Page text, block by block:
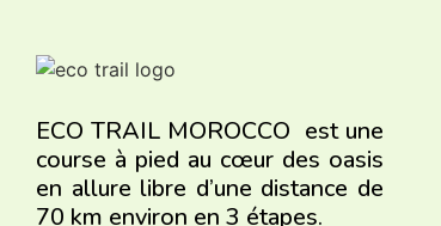
ECO TRAIL MOROCCO est une
course à pied au cœur des oasis
en allure libre d’une distance de
70 km environ en 3 étapes.